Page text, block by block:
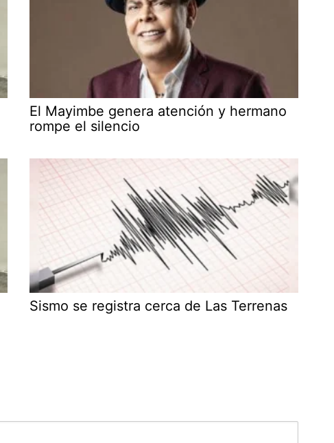
El Mayimbe genera atención y hermano
rompe el silencio
Sismo se registra cerca de Las Terrenas